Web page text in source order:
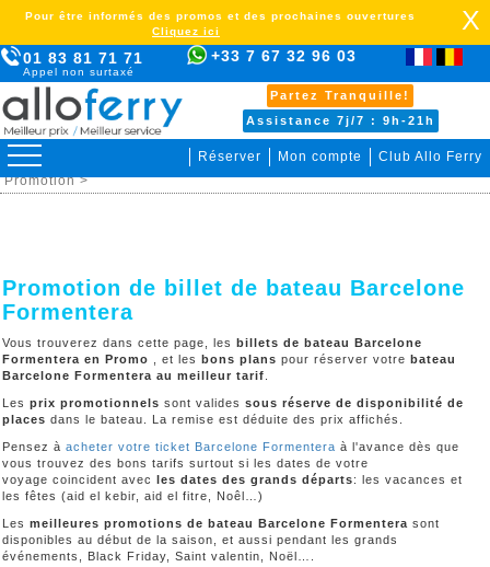
01 83 81 71 71
Appel non surtaxé
+33 7 67 32 96 03
Partez Tranquille!
Assistance 7j/7 : 9h-21h
Réserver Mon compte Club Allo Ferry
Pour être informés des promos et des prochaines ouvertures
Cliquez ici
X
> Barcelone Formentera >
Billet de bateau >
Promotion >
Promotion de billet de bateau Barcelone
Formentera
Vous trouverez dans cette page, les billets de bateau Barcelone
Formentera en Promo
, et les bons plans pour réserver votre bateau
Barcelone Formentera au meilleur tarif
Les prix promotionnels sont valides sous réserve de disponibilité de
places dans le bateau. La remise est déduite des prix affichés.
Pensez à acheter votre ticket Barcelone Formentera à l'avance dès que
vous trouvez des bons tarifs surtout si les dates de votre
voyage coincident avec les dates des grands départs: les vacances et
les fêtes (aid el kebir, aid el fitre, Noêl…)
Les meilleures promotions de bateau Barcelone Formentera sont
disponibles au début de la saison, et aussi pendant les grands
événements, Black Friday, Saint valentin, Noël….